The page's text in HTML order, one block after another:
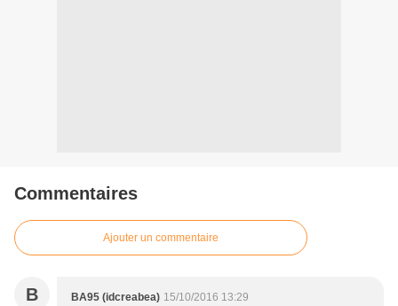
Commentaires
Ajouter un commentaire
B BA95 (idcreabea) 15/10/2016 13:29